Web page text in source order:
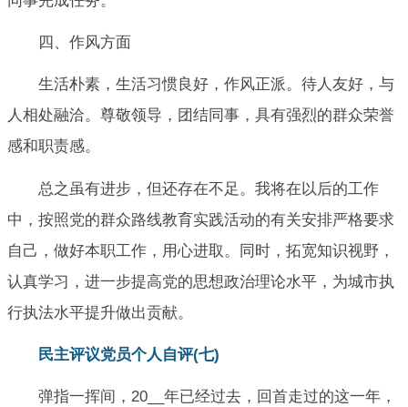
四、作风方面
生活朴素，生活习惯良好，作风正派。待人友好，与
人相处融洽。尊敬领导，团结同事，具有强烈的群众荣誉
感和职责感。
总之虽有进步，但还存在不足。我将在以后的工作
中，按照党的群众路线教育实践活动的有关安排严格要求
自己，做好本职工作，用心进取。同时，拓宽知识视野，
认真学习，进一步提高党的思想政治理论水平，为城市执
行执法水平提升做出贡献。
民主评议党员个人自评(七)
弹指一挥间，20__年已经过去，回首走过的这一年，